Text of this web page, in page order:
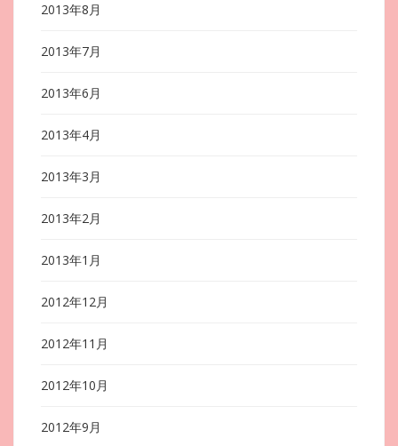
2013年8月
2013年7月
2013年6月
2013年4月
2013年3月
2013年2月
2013年1月
2012年12月
2012年11月
2012年10月
2012年9月